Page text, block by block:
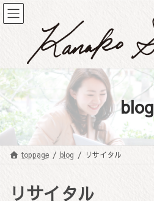
コ
ン
へ
ス
キ
ッ
プ
ナ
ビ
ョ
ン
に
移
動
blog
toppage blog リサイタル
リサイタル